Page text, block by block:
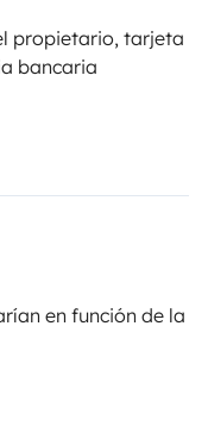
propietario, tarjeta
bancaria
en función de la